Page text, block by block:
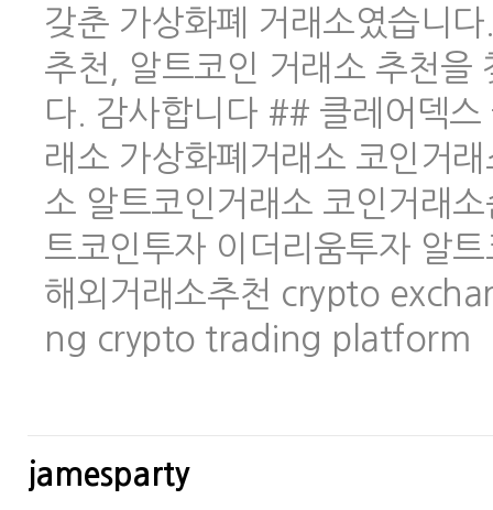
갖춘 가상화폐 거래소였습니
추천, 알트코인 거래소 추천을
다. 감사합니다 ## 클레어덱
래소 가상화폐거래소 코인거
소 알트코인거래소 코인거래
트코인투자 이더리움투자 알
해외거래소추천 crypto
ng crypto trading platform
jamesparty